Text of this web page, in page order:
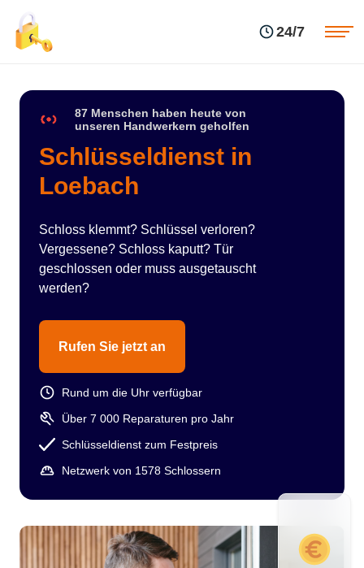
24/7
87 Menschen haben heute von
unseren Handwerkern geholfen
Schlüsseldienst in
Loebach
Schloss klemmt? Schlüssel verloren?
Vergessene? Schloss kaputt? Tür
geschlossen oder muss ausgetauscht
werden?
Rufen Sie jetzt an
Rund um die Uhr verfügbar
Über 7 000 Reparaturen pro Jahr
Schlüsseldienst zum Festpreis
Netzwerk von 1578 Schlossern